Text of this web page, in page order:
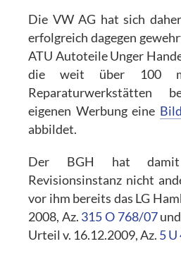
Die VW AG hat sich
erfolgreich dagegen
ATU Autoteile Unger
die weit über 100
eigenen Werbung eine
abbildet.
Der BGH hat
Revisionsinstanz nicht
vor ihm bereits das LG
2008, Az. 315 O 768/07und
Urteil v. 16.12.2009, Az. 5